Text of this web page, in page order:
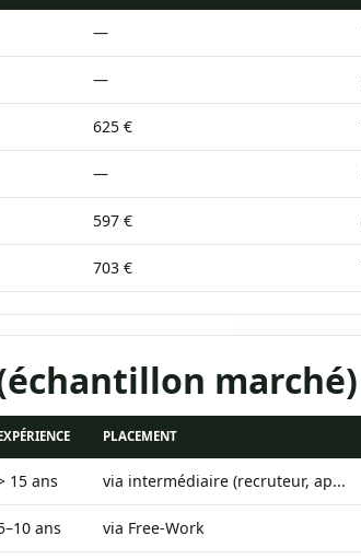
—
—
625 €
—
597 €
703 €
marché)
PLACEMENT
15 ans via intermédiaire (recruteur, ap...
ans via Free-Work